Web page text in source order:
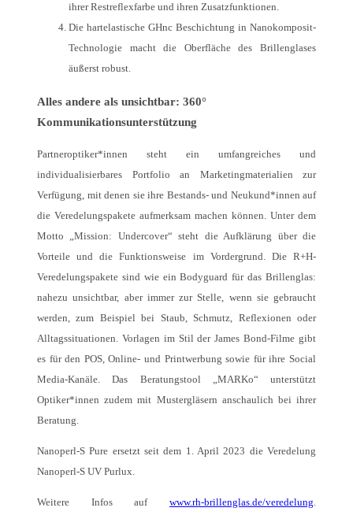
ihrer Restreflexfarbe und ihren Zusatzfunktionen.
Die hartelastische GHnc Beschichtung in Nanokomposit-
Technologie macht die Oberfläche des Brillenglases
äußerst robust.
Alles andere als unsichtbar: 360°
Kommunikationsunterstützung
Partneroptiker*innen steht ein umfangreiches und
individualisierbares Portfolio an Marketingmaterialien zur
Verfügung, mit denen sie ihre Bestands- und Neukund*innen auf
die Veredelungspakete aufmerksam machen können. Unter dem
Motto „Mission: Undercover“ steht die Aufklärung über die
Vorteile und die Funktionsweise im Vordergrund. Die R+H-
Veredelungspakete sind wie ein Bodyguard für das Brillenglas:
nahezu unsichtbar, aber immer zur Stelle, wenn sie gebraucht
werden, zum Beispiel bei Staub, Schmutz, Reflexionen oder
Alltagssituationen. Vorlagen im Stil der James Bond-Filme gibt
es für den POS, Online- und Printwerbung sowie für ihre Social
Media-Kanäle. Das Beratungstool „MARKo“ unterstützt
Optiker*innen zudem mit Mustergläsern anschaulich bei ihrer
Beratung.
Nanoperl-S Pure ersetzt seit dem 1. April 2023 die Veredelung
Nanoperl-S UV Purlux.
Weitere Infos auf www.rh-brillenglas.de/veredelung